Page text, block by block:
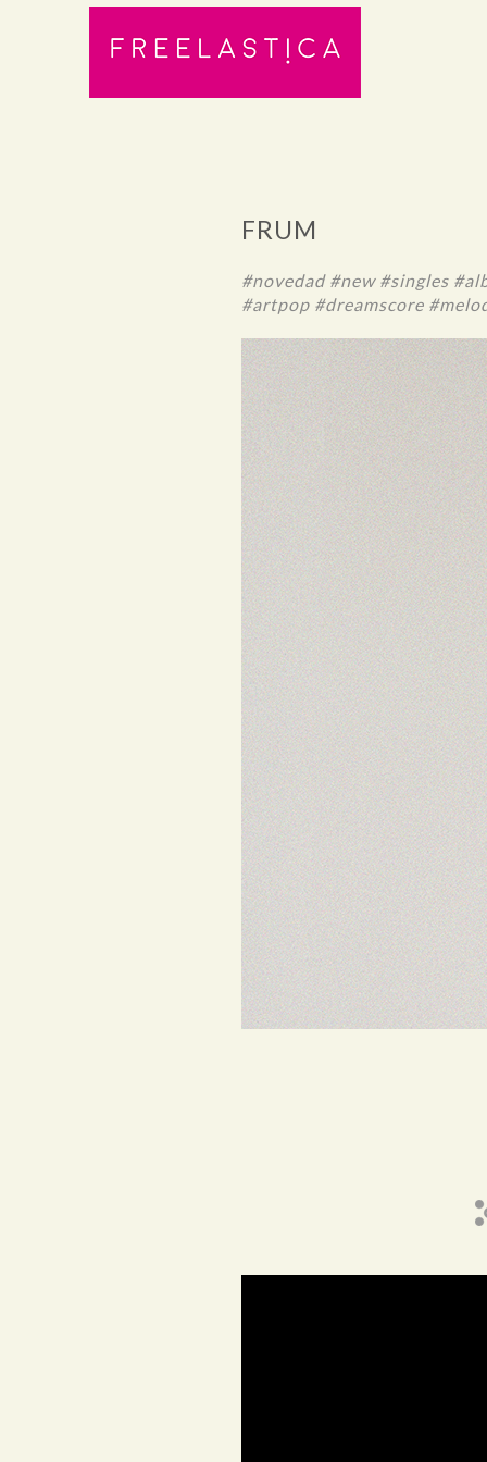
FRUM
#novedad #new #singles
#artpop #dreamscore